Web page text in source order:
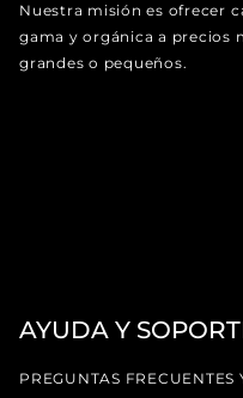
Nuestra misión es ofrecer
gama y orgánica a precios
grandes o pequeños.
AYUDA Y
PREGUNTAS FRECUENTES